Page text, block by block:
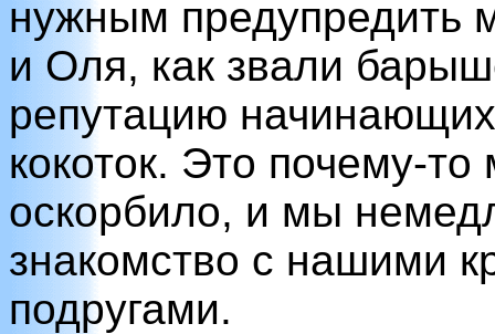
нужным предупредить
и Оля, как звали
репутацию
кокоток. Это почему-
оскорбило, и мы
знакомство с нашими
подругами.